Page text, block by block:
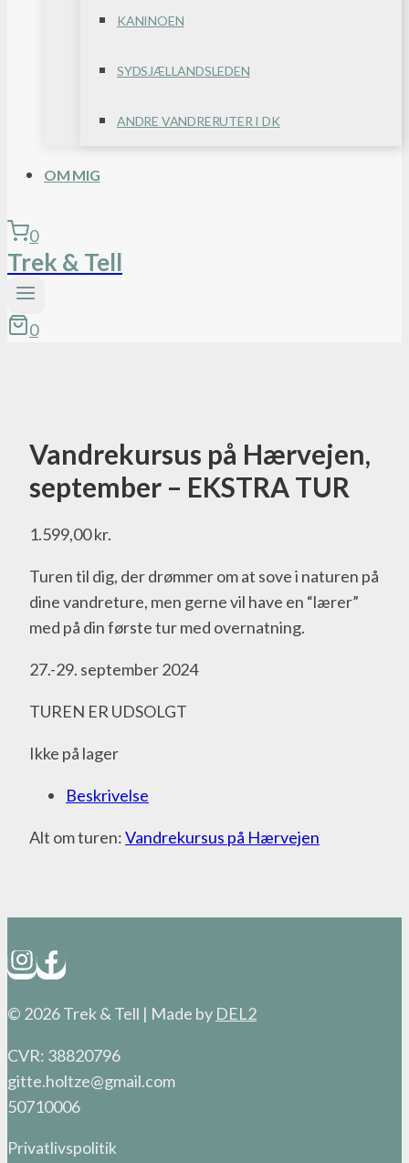
KANINOEN
SYDSJÆLLANDSLEDEN
ANDRE VANDRERUTER I DK
OM MIG
0
Trek & Tell
0
Vandrekursus på Hærvejen,
september – EKSTRA TUR
1.599,00kr.
Turen til dig, der drømmer om at sove i naturen på
dine vandreture, men gerne vil have en “lærer”
med på din første tur med overnatning.
27.-29. september 2024
TUREN ER UDSOLGT
Ikke på lager
Beskrivelse
Alt om turen:Vandrekursus på Hærvejen
© 2026 Trek & Tell | Made by DEL2
CVR: 38820796
gitte.holtze@gmail.com
50710006
Privatlivspolitik